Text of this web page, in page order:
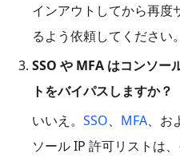
インアウトしてから再度
るよう依頼してください。
SSO や MFA はコンソー
トをバイパスしますか？
いいえ。 SSO、 MFA、お
ソール IP 許可リストは